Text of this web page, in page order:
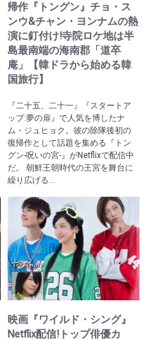
帰作『トングン』チョ・ス
ンウ&チャン・ヨンナムの熱
演に釘付け!寺院ロケ地は半
島最南端の海南郡「道卒
庵」【韓ドラから始める韓
国旅行】
『二十五、二十一』『スタートア
ップ:夢の扉』で人気を博したナ
ム・ジュヒョク。彼の除隊後初の
復帰作として話題を集める『トン
グン-呪いの宮-』がNetflixで配信中
だ。 朝鮮王朝時代の王宮を舞台に
繰り広げる...
映画『ワイルド・シング』
Netflix配信!トップ俳優カ